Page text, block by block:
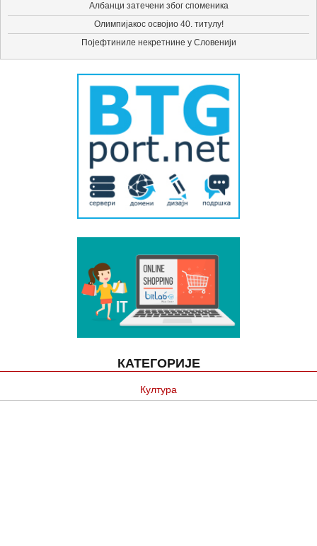
Албанци затечени због споменика
Олимпијакос освојио 40. титулу!
Појефтиниле некретнине у Словенији
КАТЕГОРИЈЕ
Култура